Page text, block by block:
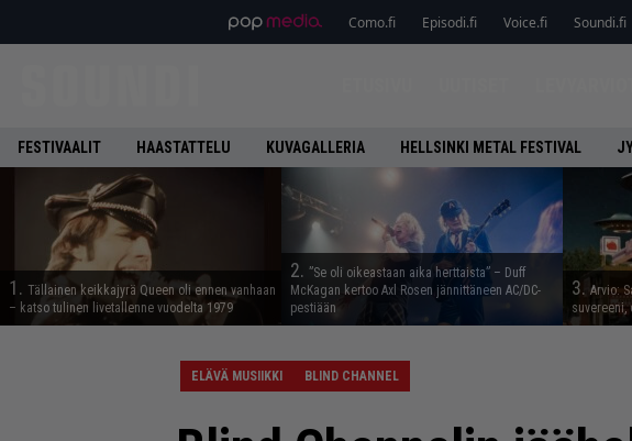
Como.fi Episodi.fi Voice.fi Soundi.fi
FESTIVAALIT HAASTATTELU KUVAGALLERIA HELLSINKI METAL FESTIVAL
1. Tällainen keikkajyrä Queen oli ennen vanhaan
– katso tulinen livetallenne vuodelta 1979
2. ”Se oli oikeastaan aika herttaista” – Duff
McKagan kertoo Axl Rosen jännittäneen AC/DC-
pestiään
3. Arvio:
suvereeni,
ELÄVÄ MUSIIKKI BLIND CHANNEL